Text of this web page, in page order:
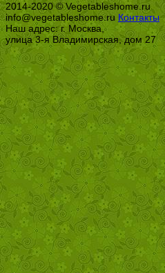
2014-2020 © Vegetableshome.ru
info@vegetableshome.ru Контакты
Наш адрес: г. Москва,
улица 3-я Владимирская, дом 27